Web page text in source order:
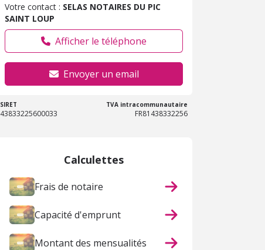
Votre contact : SELAS NOTAIRES DU PIC
SAINT LOUP
Afficher le téléphone
Envoyer un email
SIRET
43833225600033
TVA intracommunautaire
FR81438332256
Calculettes
Frais de notaire
Capacité d'emprunt
Montant des mensualités